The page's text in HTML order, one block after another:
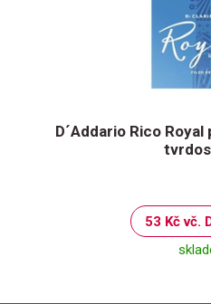
D´Addario Rico
53 Kč